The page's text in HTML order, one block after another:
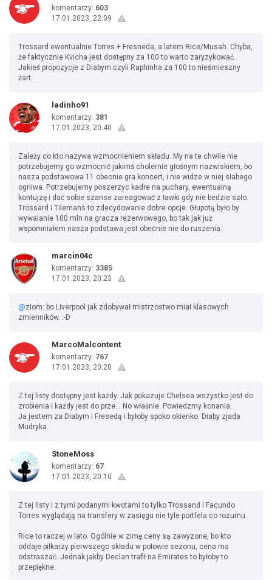
komentarzy: 603
17.01.2023, 22:09
Trossard ewentualnie Torres + Fresneda, a latem Rice/Musah. Chyba,
że faktycznie Kvicha jest dostępny za 100 to warto zaryzykować.
Jakieś propozycje z Diabym czyli Raphinha za 100 to nieśmieszny
żart.
ladinho91
komentarzy: 381
17.01.2023, 20:40
Zależy co kto nazywa wzmocnieniem składu. My na te chwile nie
potrzebujemy go wzmocnić jakimś cholernie głośnym nazwiskiem, bo
nasza podstawowa 11 obecnie gra koncert, i nie widze w niej słabego
ogniwa. Potrzebujemy poszerzyc kadre na puchary, ewentualną
kontujzę i dać sobie szanse zareagować z ławki gdy nie bedzie szło.
Trossard i Tilemans to zdecydowanie dobre opcje. Głupotą było by
wywalanie 100 mln na gracza rezerwowego, bo tak jak już
wspomniałem nasza podstawa jest obecnie nie do ruszenia.
marcin04c
komentarzy: 3385
17.01.2023, 20:23
@ziom: bo Liverpool jak zdobywał mistrzostwo miał klasowych
zmienników. :⁠-⁠D
MarcoMalcontent
komentarzy: 767
17.01.2023, 20:20
Z tej listy dostępny jest każdy. Jak pokazuje Chelsea wszystko jest do
zrobienia i każdy jest do prze... No właśnie. Powiedzmy konania.
Ja jestem za Diabym i Fresedą i byłoby spoko okienko. Diaby zjada
Mudryka.
StoneMoss
komentarzy: 67
17.01.2023, 20:10
Z tej listy i z tymi podanymi kwotami to tylko Trossand i Facundo
Torres wyglądają na transfery w zasięgu nie tyle portfela co rozumu.
Rice to raczej w lato. Ogólnie w zimę ceny są zawyzone, bo kto
oddaje piłkarzy pierwszego składu w połowie sezonu, cena ma
odstraszać. Jednak jakby Declan trafił na Emirates to byłoby to
przepiękne.